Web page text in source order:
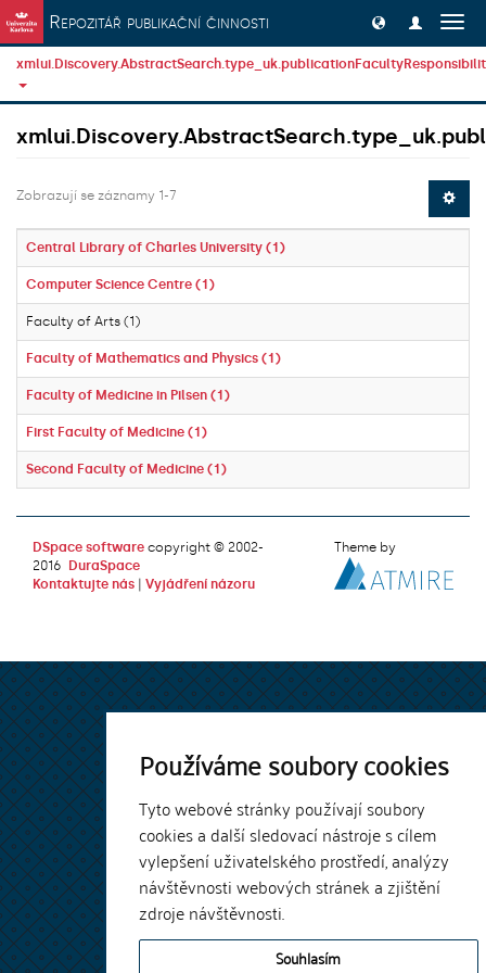
Používáme soubory cookies
Tyto webové stránky používají soubory
cookies a další sledovací nástroje s cílem
vylepšení uživatelského prostředí, analýzy
návštěvnosti webových stránek a zjištění
zdroje návštěvnosti.
Souhlasím
Přeskočit na obsah
Repozitář publikační činnosti
Zobrazují se záznamy 1-7
Central Library of Charles University (1)
Computer Science Centre (1)
Faculty of Arts (1)
Faculty of Mathematics and Physics (1)
Faculty of Medicine in Pilsen (1)
First Faculty of Medicine (1)
Second Faculty of Medicine (1)
DSpace software copyright © 2002-
2016
DuraSpace
Kontaktujte nás
Vyjádření názoru
Theme by